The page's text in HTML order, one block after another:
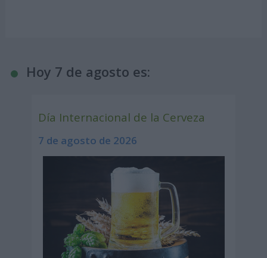
Hoy 7 de agosto es:
Día Internacional de la Cerveza
7 de agosto de 2026